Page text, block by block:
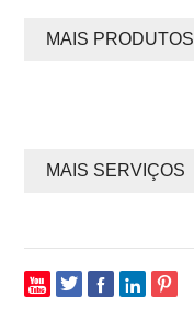
MAIS PRODUTOS
MAIS SERVIÇOS
    